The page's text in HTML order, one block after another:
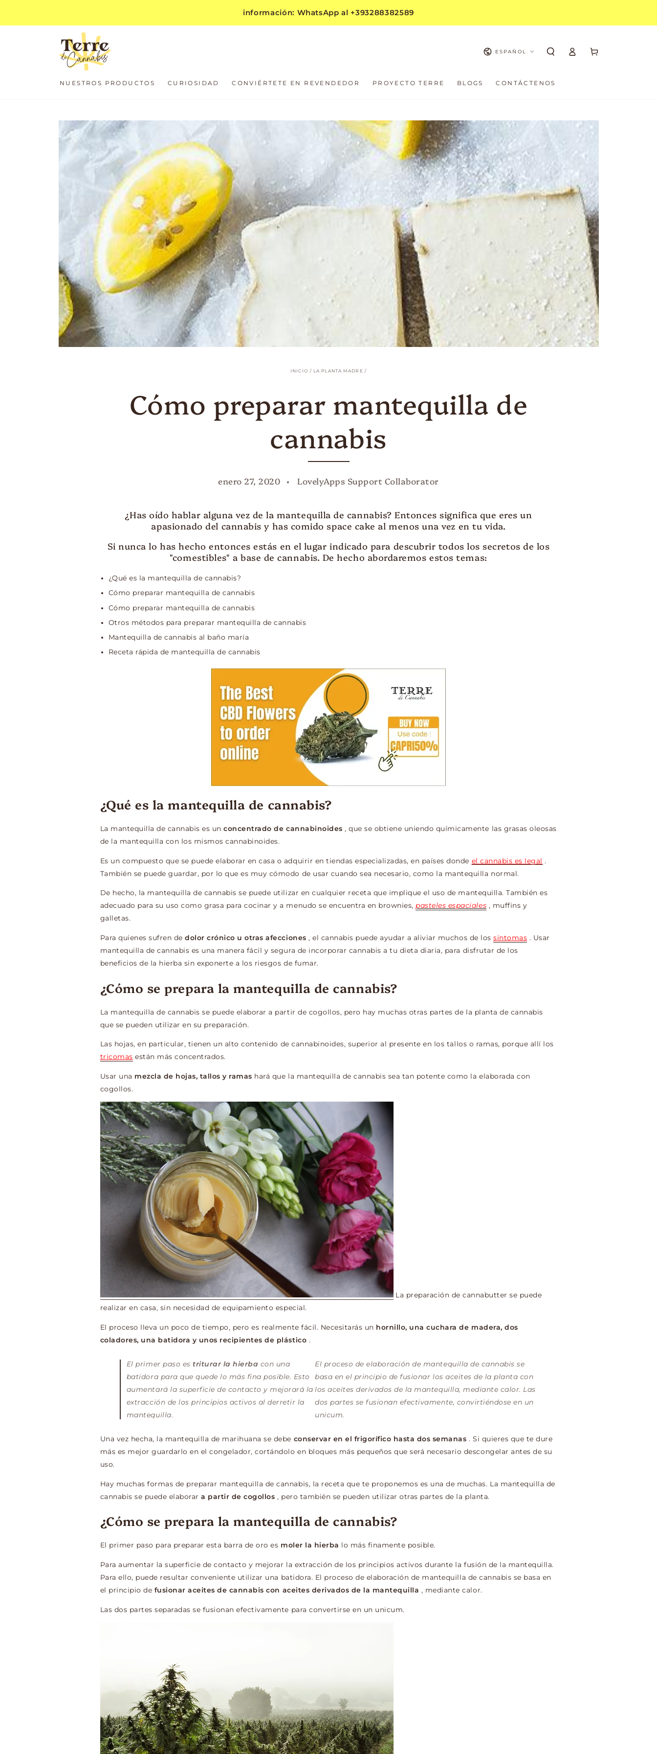
información: WhatsApp al +393288382589
NUESTROS PRODUCTOS CURIOSIDAD CONVIÉRTETE EN REVENDEDOR PROYECTO TERRE BLOGS CONTÁCTENOS
IdiomaESPAÑOL
sesión
Carrito
INICIO / LA PLANTA MADRE /
Cómo preparar mantequilla de
cannabis
enero 27, 2020 LovelyApps Support Collaborator
¿Has oído hablar alguna vez de la mantequilla de cannabis? Entonces significa que eres un
apasionado del cannabis y has comido space cake al menos una vez en tu vida.
Si nunca lo has hecho entonces estás en el lugar indicado para descubrir todos los secretos de los
"comestibles" a base de cannabis. De hecho abordaremos estos temas:
¿Qué es la mantequilla de cannabis?
Cómo preparar mantequilla de cannabis
Cómo preparar mantequilla de cannabis
Otros métodos para preparar mantequilla de cannabis
Mantequilla de cannabis al baño maría
Receta rápida de mantequilla de cannabis
¿Qué es la mantequilla de cannabis?
La mantequilla de cannabis es unconcentrado de cannabinoides , que se obtiene uniendo químicamente las grasas oleosas
de la mantequilla con los mismos cannabinoides.
Es un compuesto que se puede elaborar en casa o adquirir en tiendas especializadas, en países donde el cannabis es legal .
También se puede guardar, por lo que es muy cómodo de usar cuando sea necesario, como la mantequilla normal.
De hecho, la mantequilla de cannabis se puede utilizar en cualquier receta que implique el uso de mantequilla. También es
adecuado para su uso como grasa para cocinar y a menudo se encuentra en brownies, pasteles espaciales , muffins y
galletas.
Para quienes sufren dedolor crónico u otras afecciones , el cannabis puede ayudar a aliviar muchos de lossíntomas . Usar
mantequilla de cannabis es una manera fácil y segura de incorporar cannabis a tu dieta diaria, para disfrutar de los
beneficios de la hierba sin exponerte a los riesgos de fumar.
¿Cómo se prepara la mantequilla de cannabis?
La mantequilla de cannabis se puede elaborar a partir de cogollos, pero hay muchas otras partes de la planta de cannabis
que se pueden utilizar en su preparación.
Las hojas, en particular, tienen un alto contenido de cannabinoides, superior al presente en los tallos o ramas, porque allí los
tricomas están más concentrados.
Usar una mezcla de hojas, tallos y ramas hará que la mantequilla de cannabis sea tan potente como la elaborada con
cogollos.
La preparación de cannabutter se puede
realizar en casa, sin necesidad de equipamiento especial.
El proceso lleva un poco de tiempo, pero es realmente fácil. Necesitarás un hornillo, una cuchara de madera, dos
coladores, una batidora y unos recipientes de plástico .
El primer paso estriturar la hierba con una
batidora para que quede lo más fina posible. Esto
aumentará la superficie de contacto y mejorará la
extracción de los principios activos al derretir la
mantequilla.
El proceso de elaboración de mantequilla de cannabis se
basa en el principio de fusionar los aceites de la planta con
los aceites derivados de la mantequilla, mediante calor. Las
dos partes se fusionan efectivamente, convirtiéndose en un
unicum.
Una vez hecha, la mantequilla de marihuana se debe conservar en el frigorífico hasta dos semanas . Si quieres que te dure
más es mejor guardarlo en el congelador, cortándolo en bloques más pequeños que será necesario descongelar antes de su
uso.
Hay muchas formas de preparar mantequilla de cannabis, la receta que te proponemos es una de muchas. La mantequilla de
cannabis se puede elaborara partir de cogollos , pero también se pueden utilizar otras partes de la planta.
¿Cómo se prepara la mantequilla de cannabis?
El primer paso para preparar esta barra de oro es moler la hierba lo más finamente posible.
Para aumentar la superficie de contacto y mejorar la extracción de los principios activos durante la fusión de la mantequilla.
Para ello, puede resultar conveniente utilizar una batidora. El proceso de elaboración de mantequilla de cannabis se basa en
el principio de fusionar aceites de cannabis con aceites derivados de la mantequilla , mediante calor.
Las dos partes separadas se fusionan efectivamente para convertirse en un unicum.